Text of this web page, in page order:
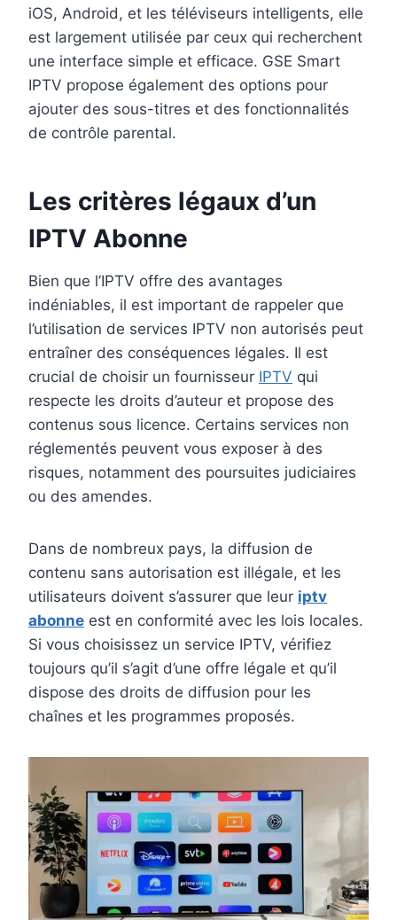
iOS, Android, et les téléviseurs intelligents, elle
est largement utilisée par ceux qui recherchent
une interface simple et efficace. GSE Smart
IPTV propose également des options pour
ajouter des sous-titres et des fonctionnalités
de contrôle parental.
Les critères légaux d’un
IPTV Abonne
Bien que l’IPTV offre des avantages
indéniables, il est important de rappeler que
l’utilisation de services IPTV non autorisés peut
entraîner des conséquences légales. Il est
crucial de choisir un fournisseur IPTV qui
respecte les droits d’auteur et propose des
contenus sous licence. Certains services non
réglementés peuvent vous exposer à des
risques, notamment des poursuites judiciaires
ou des amendes.
Dans de nombreux pays, la diffusion de
contenu sans autorisation est illégale, et les
utilisateurs doivent s’assurer que leur iptv
abonne est en conformité avec les lois locales.
Si vous choisissez un service IPTV, vérifiez
toujours qu’il s’agit d’une offre légale et qu’il
dispose des droits de diffusion pour les
chaînes et les programmes proposés.